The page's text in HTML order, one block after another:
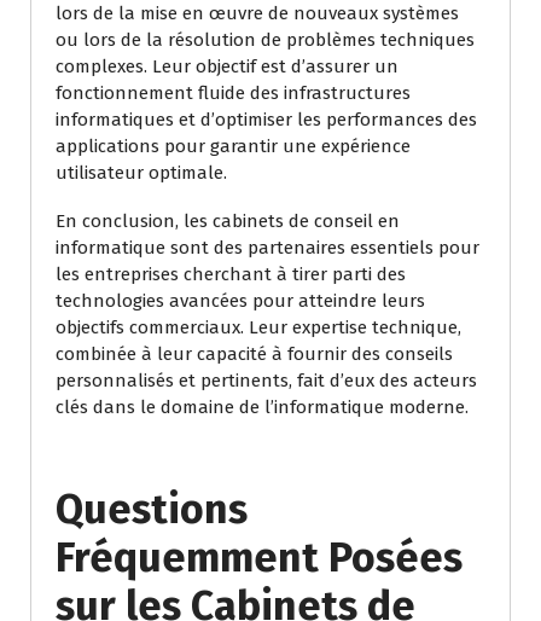
lors de la mise en œuvre de nouveaux systèmes
ou lors de la résolution de problèmes techniques
complexes. Leur objectif est d’assurer un
fonctionnement fluide des infrastructures
informatiques et d’optimiser les performances des
applications pour garantir une expérience
utilisateur optimale.
En conclusion, les cabinets de conseil en
informatique sont des partenaires essentiels pour
les entreprises cherchant à tirer parti des
technologies avancées pour atteindre leurs
objectifs commerciaux. Leur expertise technique,
combinée à leur capacité à fournir des conseils
personnalisés et pertinents, fait d’eux des acteurs
clés dans le domaine de l’informatique moderne.
Questions
Fréquemment Posées
sur les Cabinets de